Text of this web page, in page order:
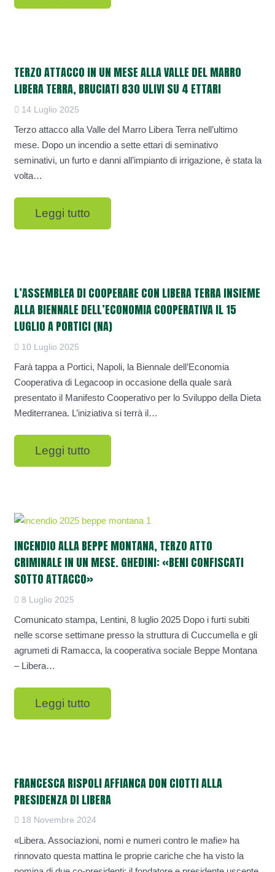
TERZO ATTACCO IN UN MESE ALLA VALLE DEL MARRO
LIBERA TERRA, BRUCIATI 830 ULIVI SU 4 ETTARI
14 Luglio 2025
Terzo attacco alla Valle del Marro Libera Terra nell’ultimo
mese. Dopo un incendio a sette ettari di seminativo
seminativi, un furto e danni all’impianto di irrigazione, è stata la
volta…
Leggi tutto
L’ASSEMBLEA DI COOPERARE CON LIBERA TERRA INSIEME
ALLA BIENNALE DELL’ECONOMIA COOPERATIVA IL 15
LUGLIO A PORTICI (NA)
10 Luglio 2025
Farà tappa a Portici, Napoli, la Biennale dell’Economia
Cooperativa di Legacoop in occasione della quale sarà
presentato il Manifesto Cooperativo per lo Sviluppo della Dieta
Mediterranea. L’iniziativa si terrà il…
Leggi tutto
INCENDIO ALLA BEPPE MONTANA, TERZO ATTO
CRIMINALE IN UN MESE. GHEDINI: «BENI CONFISCATI
SOTTO ATTACCO»
8 Luglio 2025
Comunicato stampa, Lentini, 8 luglio 2025 Dopo i furti subiti
nelle scorse settimane presso la struttura di Cuccumella e gli
agrumeti di Ramacca, la cooperativa sociale Beppe Montana
– Libera…
Leggi tutto
FRANCESCA RISPOLI AFFIANCA DON CIOTTI ALLA
PRESIDENZA DI LIBERA
18 Novembre 2024
«Libera. Associazioni, nomi e numeri contro le mafie» ha
rinnovato questa mattina le proprie cariche che ha visto la